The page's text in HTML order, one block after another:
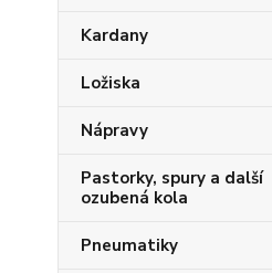
Kardany
Ložiska
Nápravy
Pastorky, spury a další
ozubená kola
Pneumatiky